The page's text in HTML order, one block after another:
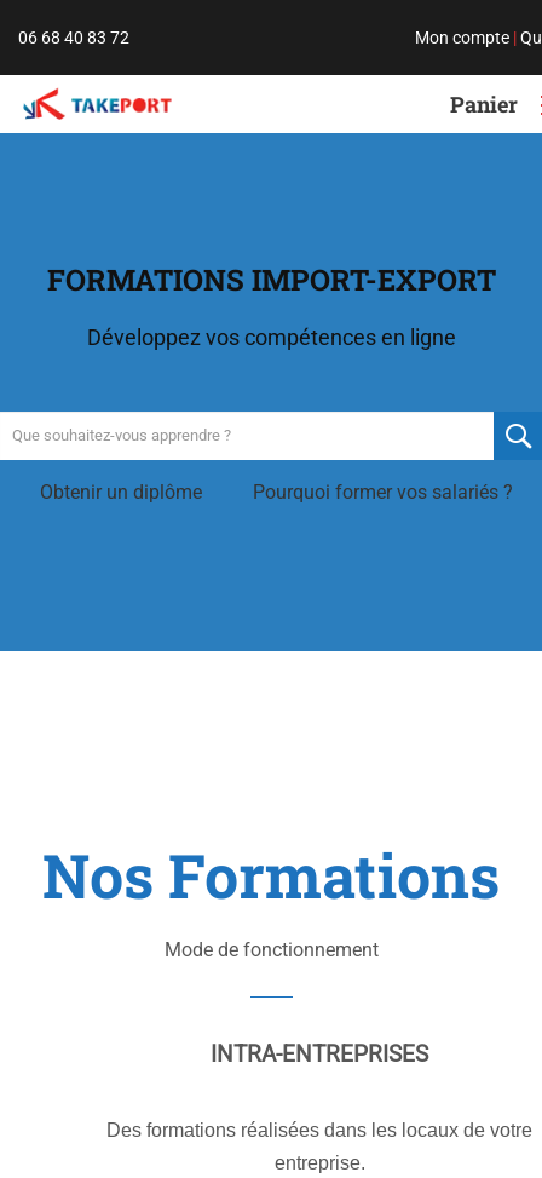
06 68 40 83 72 Mon compte |
Panier
FORMATIONS IMPORT-EXPORT
Développez vos compétences en ligne
Obtenir un diplôme Pourquoi former vos salariés ?
Nos Formations
Mode de fonctionnement
INTRA-ENTREPRISES
Des formations réalisées dans les locaux de votre
entreprise.